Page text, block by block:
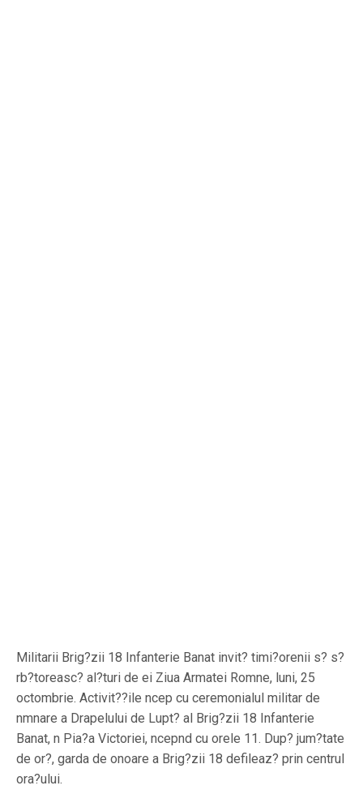
Militarii Brig?zii 18 Infanterie Banat invit? timi?orenii s? s?
rb?toreasc? al?turi de ei Ziua Armatei Romne, luni, 25
octombrie. Activit??ile ncep cu ceremonialul militar de
nmnare a Drapelului de Lupt? al Brig?zii 18 Infanterie
Banat, n Pia?a Victoriei, ncepnd cu orele 11. Dup? jum?tate
de or?, garda de onoare a Brig?zii 18 defileaz? prin centrul
ora?ului.